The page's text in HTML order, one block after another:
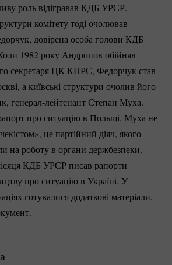
роль відігравав КДБ УРСР.
комітету тоді очолював
довірена особа голови КДБ
1982 року Андропов обійняв
секретаря ЦК КПРС, Федорчук став
а київські структури очолив його
генерал-лейтенантСтепан Муха.
про ситуацію в Польщі. Муха не
це партійний діяч, якого
на роботу в органи держбезпеки.
КДБ УРСР писав рапорти
про ситуацію в Україні. У
готувалися додаткові матеріали,